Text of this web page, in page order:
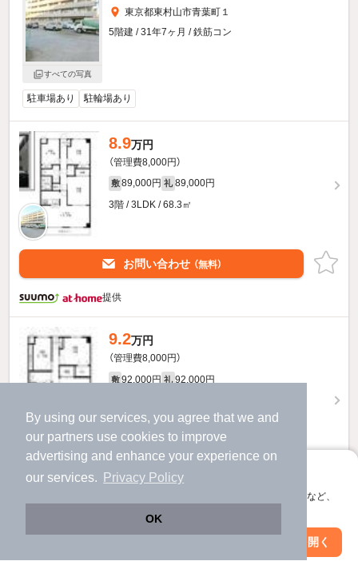
By using our services, you agree that we and
our partners use cookies to improve
advertising and enhance your experience on
our services.
Privacy Policy
OK
アプリに切り替えて、サクサクお部屋探し
会員登録なしですぐ使える。マップ検索やお気に入り保存など、
アプリを開く
すべての写真
東京都東村山市青葉町１
5階建 / 31年7ヶ月 / 鉄筋コン
駐車場あり 駐輪場あり
8.9万円
（管理費8,000円）
敷 89,000円 礼 89,000円
3階 / 3LDK / 68.3㎡
お問い合わせ （無料）
提供
9.2万円
（管理費8,000円）
敷 92,000円 礼 92,000円
絞り込み条件を変更